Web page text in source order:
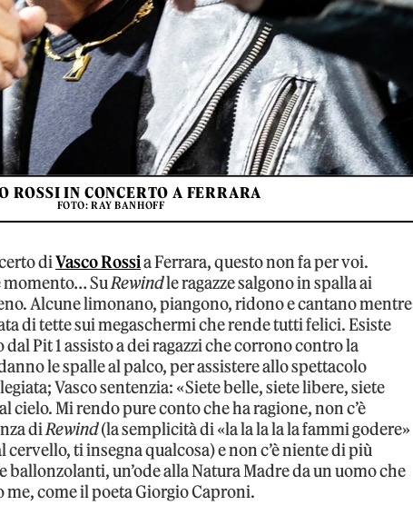
ROSSI IN CONCERTO A FERRARA
FOTO: RAY BANHOFF
diVasco Rossia Ferrara, questo non fa per voi.
momento… SuRewindle ragazze salgono in spalla ai
Alcune limonano, piangono, ridono e cantano mentre
di tette sui megaschermi che rende tutti felici. Esiste
Pit 1 assisto a dei ragazzi che corrono contro la
le spalle al palco, per assistere allo spettacolo
Vasco sentenzia: «Siete belle, siete libere, siete
cielo. Mi rendo pure conto che ha ragione, non c’è
diRewind(la semplicità di «la la la la la fammi godere»
ti insegna qualcosa) e non c’è niente di più
un’ode alla Natura Madre da un uomo che
me, come il poeta Giorgio Caproni.